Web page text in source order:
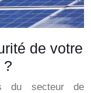
de votre
?
du secteur de